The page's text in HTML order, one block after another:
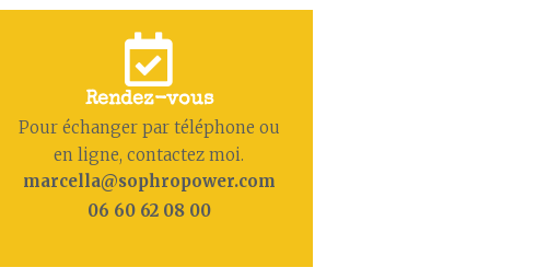
Rendez-vous
Pour échanger par téléphone ou
en ligne, contactez moi.
marcella@sophropower.com
06 60 62 08 00